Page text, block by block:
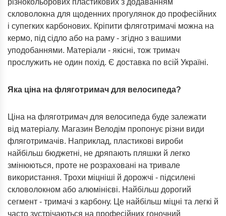
різнокольорових пластикових з додаванням
скловолокна для щоденних прогулянок до професійних
і супегких карбонових. Кріпити фляготримачі можна на
кермо, під сідло або на раму - згідно з вашими
уподобаннями. Матеріали - якісні, тож тримач
прослужить не один похід. Є доставка по всій Україні.
Яка ціна на фляготримач для велосипеда?
Ціна на фляготримач для велосипеда буде залежати
від матеріалу. Магазин Велодім пропонує різни види
фляготримачів. Наприклад, пластикові вироби
найбільш бюджетні, не дряпають пляшки й легко
змінюються, проте не розраховані на тривале
використання. Трохи міцніші й дорожчі - підсилені
скловолокном або алюмінієві. Найбільш дорогий
сегмент - тримачі з карбону. Це найбільш міцні та легкі й
часто зустрічаються на професійних гоночний